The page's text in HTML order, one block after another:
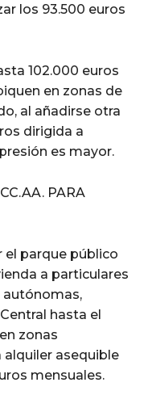
los 93.500 euros
102.000 euros
en zonas de
al añadirse otra
dirigida a
es mayor.
PARA
el parque público
a particulares
autónomas,
hasta el
zonas
asequible
mensuales.